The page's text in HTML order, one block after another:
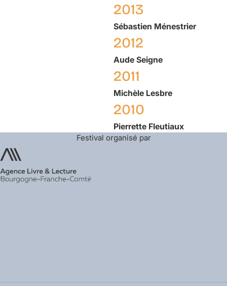
2013
Sébastien Ménestrier
2012
Aude Seigne
2011
Michèle Lesbre
2010
Pierrette Fleutiaux
Festival organisé par